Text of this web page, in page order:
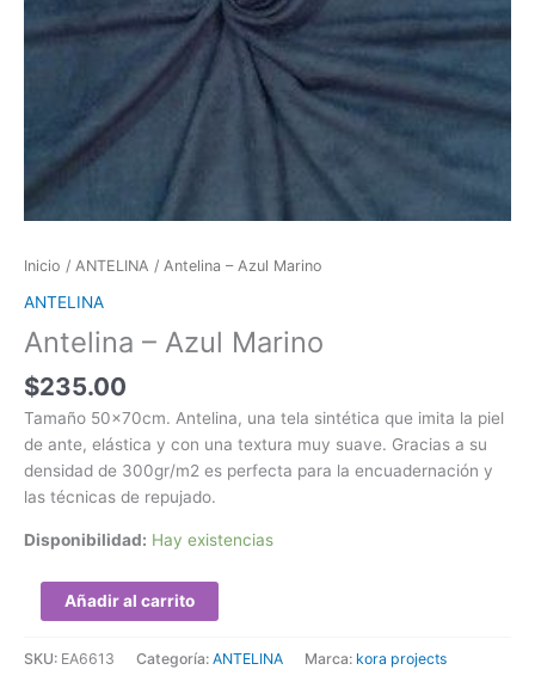
Inicio / ANTELINA / Antelina – Azul Marino
ANTELINA
Antelina – Azul Marino
$235.00
Tamaño 50x70cm. Antelina, una tela sintética que imita la piel
de ante, elástica y con una textura muy suave. Gracias a su
densidad de 300gr/m2 es perfecta para la encuadernación y
las técnicas de repujado.
Disponibilidad: Hay existencias
Añadir al carrito
SKU: EA6613 Categoría: ANTELINA Marca: kora projects